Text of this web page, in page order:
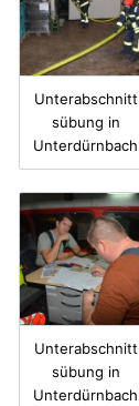
Unterabschnitt
sübung in
Unterdürnbach
Unterabschnitt
sübung in
Unterdürnbach